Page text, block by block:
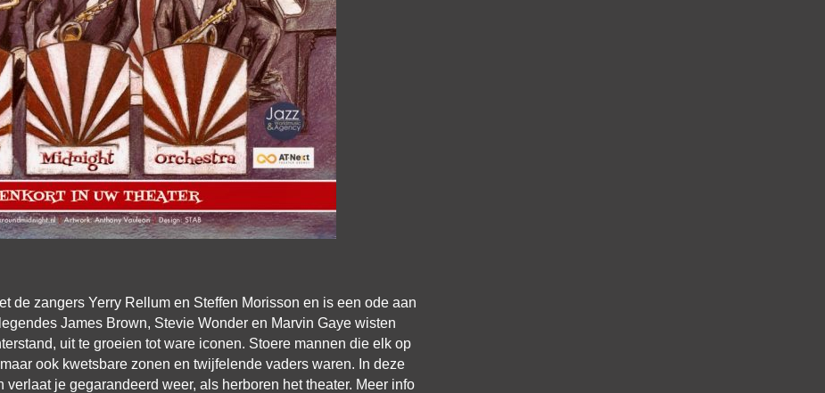
de zangers Yerry Rellum en Steffen Morisson en is een ode aan
James Brown, Stevie Wonder en Marvin Gaye wisten
uit te groeien tot ware iconen. Stoere mannen die elk op
ook kwetsbare zonen en twijfelende vaders waren. In deze
je gegarandeerd weer, als herboren het theater. Meer info